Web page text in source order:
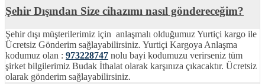
Şehir Dışından Size cihazımı nasıl göndereceğim?
Şehir dışı müşterilerimiz için anlaşmalı olduğumuz Yurtiçi kargo ile
Ücretsiz Gönderim sağlayabilirsiniz. Yurtiçi Kargoya Anlaşma
kodumuz olan : 973228747 nolu bayi kodumuzu verirseniz tüm
şirket bilgilerimiz Budak İthalat olarak karşınıza çıkacaktır. Ücretsiz
olarak gönderim sağlayabilirsiniz.